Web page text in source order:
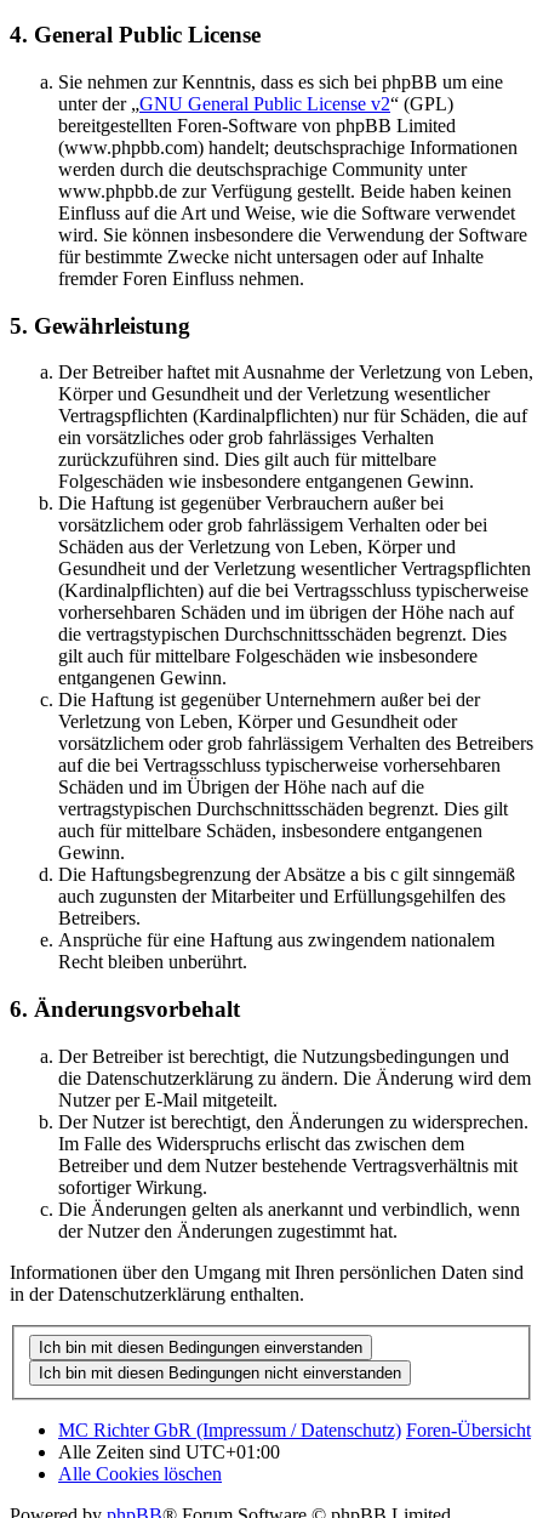
4. General Public License
Sie nehmen zur Kenntnis, dass es sich bei phpBB um eine
unter der „GNU General Public License v2“ (GPL)
bereitgestellten Foren-Software von phpBB Limited
(www.phpbb.com) handelt; deutschsprachige Informationen
werden durch die deutschsprachige Community unter
www.phpbb.de zur Verfügung gestellt. Beide haben keinen
Einfluss auf die Art und Weise, wie die Software verwendet
wird. Sie können insbesondere die Verwendung der Software
für bestimmte Zwecke nicht untersagen oder auf Inhalte
fremder Foren Einfluss nehmen.
5. Gewährleistung
Der Betreiber haftet mit Ausnahme der Verletzung von Leben,
Körper und Gesundheit und der Verletzung wesentlicher
Vertragspflichten (Kardinalpflichten) nur für Schäden, die auf
ein vorsätzliches oder grob fahrlässiges Verhalten
zurückzuführen sind. Dies gilt auch für mittelbare
Folgeschäden wie insbesondere entgangenen Gewinn.
Die Haftung ist gegenüber Verbrauchern außer bei
vorsätzlichem oder grob fahrlässigem Verhalten oder bei
Schäden aus der Verletzung von Leben, Körper und
Gesundheit und der Verletzung wesentlicher Vertragspflichten
(Kardinalpflichten) auf die bei Vertragsschluss typischerweise
vorhersehbaren Schäden und im übrigen der Höhe nach auf
die vertragstypischen Durchschnittsschäden begrenzt. Dies
gilt auch für mittelbare Folgeschäden wie insbesondere
entgangenen Gewinn.
Die Haftung ist gegenüber Unternehmern außer bei der
Verletzung von Leben, Körper und Gesundheit oder
vorsätzlichem oder grob fahrlässigem Verhalten des Betreibers
auf die bei Vertragsschluss typischerweise vorhersehbaren
Schäden und im Übrigen der Höhe nach auf die
vertragstypischen Durchschnittsschäden begrenzt. Dies gilt
auch für mittelbare Schäden, insbesondere entgangenen
Gewinn.
Die Haftungsbegrenzung der Absätze a bis c gilt sinngemäß
auch zugunsten der Mitarbeiter und Erfüllungsgehilfen des
Betreibers.
Ansprüche für eine Haftung aus zwingendem nationalem
Recht bleiben unberührt.
6. Änderungsvorbehalt
Der Betreiber ist berechtigt, die Nutzungsbedingungen und
die Datenschutzerklärung zu ändern. Die Änderung wird dem
Nutzer per E-Mail mitgeteilt.
Der Nutzer ist berechtigt, den Änderungen zu widersprechen.
Im Falle des Widerspruchs erlischt das zwischen dem
Betreiber und dem Nutzer bestehende Vertragsverhältnis mit
sofortiger Wirkung.
Die Änderungen gelten als anerkannt und verbindlich, wenn
der Nutzer den Änderungen zugestimmt hat.
Informationen über den Umgang mit Ihren persönlichen Daten sind
in der Datenschutzerklärung enthalten.
MC Richter GbR (Impressum / Datenschutz) Foren-Übersicht
Alle Zeiten sind UTC+01:00
Alle Cookies löschen